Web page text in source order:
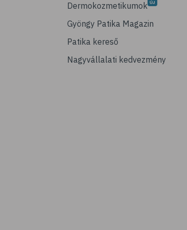
Dermokozmetikumok
Gyöngy Patika Magazin
Patika kereső
Nagyvállalati kedvezmény